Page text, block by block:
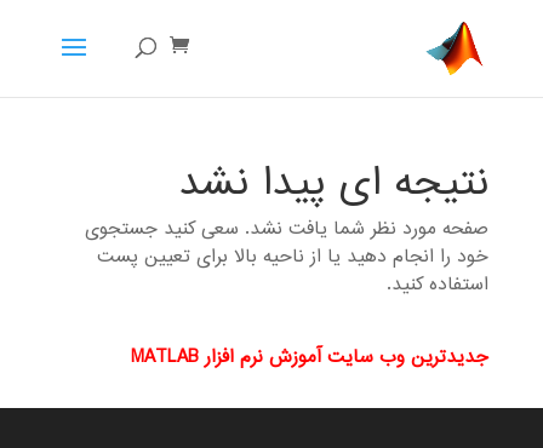
نتیجه ای پیدا نشد
صفحه مورد نظر شما یافت نشد. سعی کنید جستجوی
خود را انجام دهید یا از ناحیه بالا برای تعیین پست
استفاده کنید.
جدیدترین وب سایت آموزش نرم افزار MATLAB